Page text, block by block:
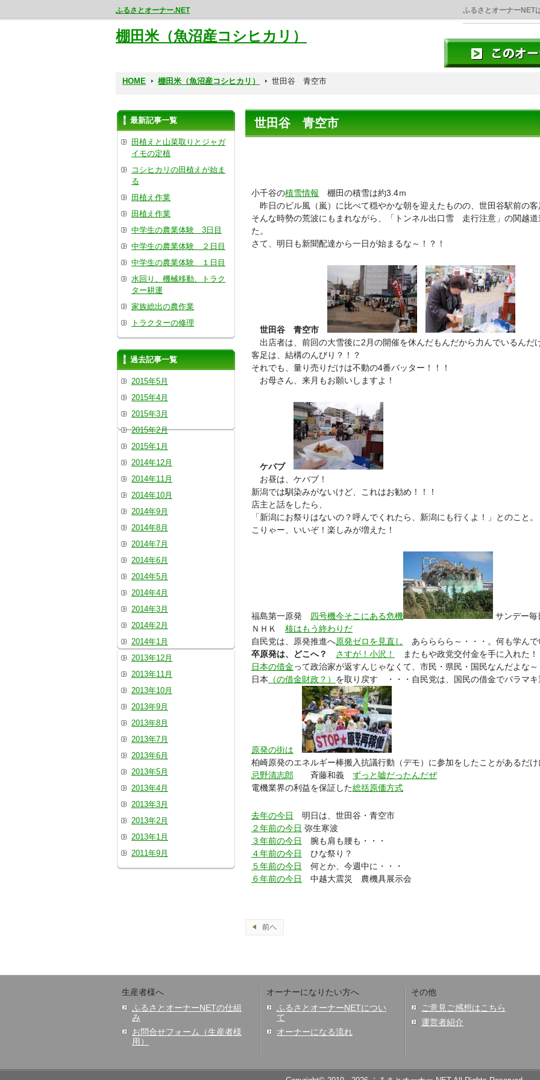
ふるさとオーナー.NET ふるさとオーナーNET
棚田米（魚沼産コシヒカリ）
HOME 棚田米（魚沼産コシヒカリ） 世田谷 青空市
世田谷 青空市
小千谷の積雪情報 棚田の積雪は約3.4ｍ
昨日のビル風（嵐）に比べて穏やかな朝を迎えたものの、世田谷駅前の客
そんな時勢の荒波にもまれながら、「トンネル出口雪 走行注意」の関越道
た。
さて、明日も新聞配達から一日が始まるな～！？！
世田谷 青空市
出店者は、前回の大雪後に2月の開催を休んだもんだから力んでいるんだ
客足は、結構のんびり？！？
それでも、量り売りだけは不動の4番バッター！！！
お母さん、来月もお願いしますよ！
ケバブ
お昼は、ケバブ！
新潟では馴染みがないけど、これはお勧め！！！
店主と話をしたら、
「新潟にお祭りはないの？呼んでくれたら、新潟にも行くよ！」とのこと。
こりゃー、いいぞ！楽しみが増えた！
福島第一原発 四号機今そこにある危機
サンデー
ＮＨＫ 核はもう終わりだ
自民党は、原発推進へ原発ゼロを見直し
あらららら～・・・。何も学んで
卒原発は、どこへ？
さすが！小沢！
またもや政党交付金を手に入れた！
日本の借金って政治家が返すんじゃなくて、市民・県民・国民なんだよな～
日本 （の借金財政？） を取り戻す ・・・自民党は、国民の借金でバラマキ
原発の街は
柏崎原発のエネルギー棒搬入抗議行動（デモ）に参加をしたことがあるだけ
忌野清志郎 斉藤和義 ずっと嘘だったんだぜ
電機業界の利益を保証した総括原価方式
去年の今日
明日は、世田谷・青空市
２年前の今日 弥生寒波
３年前の今日
腕も肩も腰も・・・
４年前の今日
ひな祭り？
５年前の今日
何とか、今週中に・・・
６年前の今日
中越大震災 農機具展示会
最新記事一覧
田植えと山菜取りとジャガ
イモの定植
コシヒカリの田植えが始ま
る
田植え作業
田植え作業
中学生の農業体験 3日目
中学生の農業体験 ２日目
中学生の農業体験 １日目
水回り、機械移動、トラク
ター耕運
家族総出の農作業
トラクターの修理
過去記事一覧
2015年5月
2015年4月
2015年3月
2015年2月
2015年1月
2014年12月
2014年11月
2014年10月
2014年9月
2014年8月
2014年7月
2014年6月
2014年5月
2014年4月
2014年3月
2014年2月
2014年1月
2013年12月
2013年11月
2013年10月
2013年9月
2013年8月
2013年7月
2013年6月
2013年5月
2013年4月
2013年3月
2013年2月
2013年1月
2011年9月
生産者様へ
ふるさとオーナーNETの仕組
み
お問合せフォーム（生産者様
用）
オーナーになりたい方へ
ふるさとオーナーNETについ
て
オーナーになる流れ
その他
ご意見ご感想はこちら
運営者紹介